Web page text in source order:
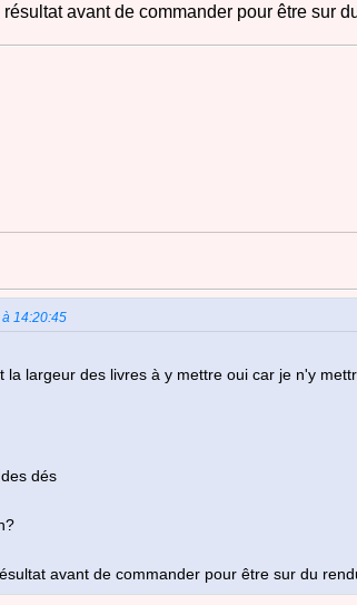
avant de commander pour être sur
14:20:45
la largeur des livres à y mettre oui car je n'y
dés
avant de commander pour être sur du